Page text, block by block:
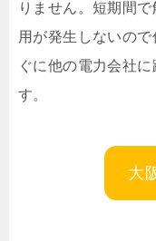
りません。短期間
用が発生しないの
ぐに他の電力会社
す。
大